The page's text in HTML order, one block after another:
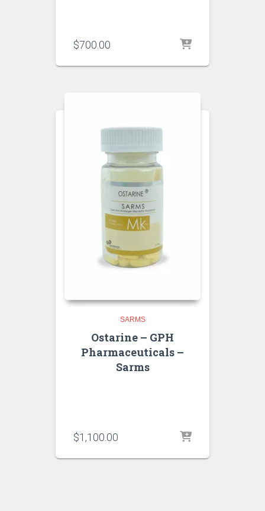
$700.00
SARMS
Ostarine – GPH
Pharmaceuticals –
Sarms
$1,100.00